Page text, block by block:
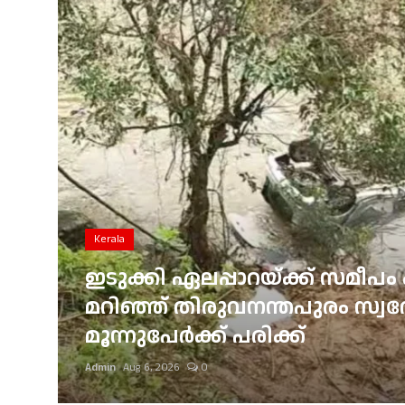
Gulf News
Loksabha Election 2024
Technology
Jobs Mall
Automotive
Shop Online
Education
Business
Kerala
ഇടുക്കി ഏലപ്പാറയ്ക്ക് സമീപം
മറിഞ്ഞ് തിരുവനന്തപുരം
മൂന്നുപേർക്ക് പരിക്ക്
Admin Aug 6, 2026 0